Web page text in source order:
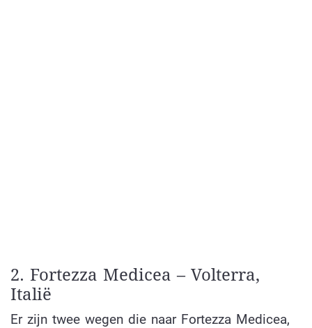
2. Fortezza Medicea – Volterra,
Italië
Er zijn twee wegen die naar Fortezza Medicea,